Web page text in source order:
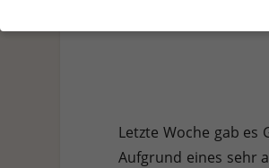
Letzte Woche gab
Aufgrund eines sehr
Datenschutzeinstellungen
beachten Sie, dass aufgrund
Hier finden Sie eine Übersicht über alle